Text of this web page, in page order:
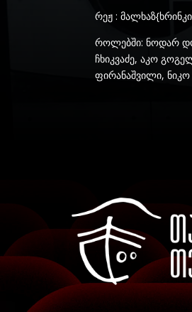
რეჟ :
როლებში: ნოდარ
ჩხიკვაძე, აკო
ფირანაშვილი,